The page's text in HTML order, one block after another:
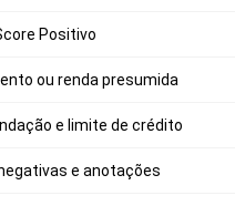
Positivo
ou renda presumida
e limite de crédito
e anotações